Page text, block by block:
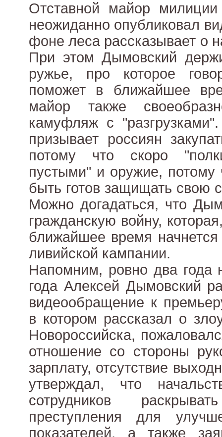
Отставной майор
неожиданно опубликовал
фоне леса рассказывает о
При этом Дымовский
ружье, про которое
поможет в ближайшее
майор также
камуфляж с
призывает россиян
потому что скоро
пустыми" и оружие,
быть готов защищать свою
Можно догадаться, что
гражданскую войну,
ближайшее время
ливийской кампании.
Напомним, ровно два года
года Алексей Дымовский
видеообращение к
в котором рассказал о
Новороссийска,
отношение со стороны
зарплату, отсутствие
утверждал, что
сотрудников
преступления для
показателей, а также